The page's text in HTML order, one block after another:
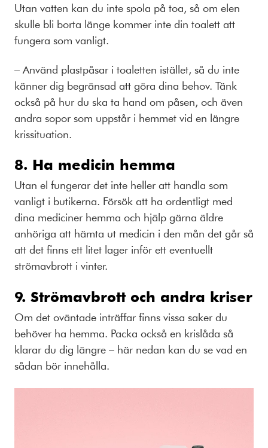
Utan vatten kan du inte spola på toa, så om elen
skulle bli borta länge kommer inte din toalett att
fungera som vanligt.
– Använd plastpåsar i toaletten istället, så du inte
känner dig begränsad att göra dina behov. Tänk
också på hur du ska ta hand om påsen, och även
andra sopor som uppstår i hemmet vid en längre
krissituation.
8. Ha medicin hemma
Utan el fungerar det inte heller att handla som
vanligt i butikerna. Försök att ha ordentligt med
dina mediciner hemma och hjälp gärna äldre
anhöriga att hämta ut medicin i den mån det går så
att det finns ett litet lager inför ett eventuellt
strömavbrott i vinter.
9. Strömavbrott och andra kriser
Om det oväntade inträffar finns vissa saker du
behöver ha hemma. Packa också en krislåda så
klarar du dig längre – här nedan kan du se vad en
sådan bör innehålla.